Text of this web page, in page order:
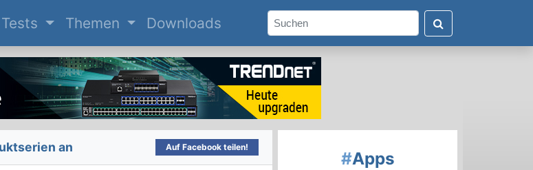
Themen Downloads
an Auf Facebook teilen!
#Apps